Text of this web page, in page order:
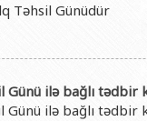
Təhsil Günüdür
Günü ilə bağlı tədbir
Günü ilə bağlı tədbir